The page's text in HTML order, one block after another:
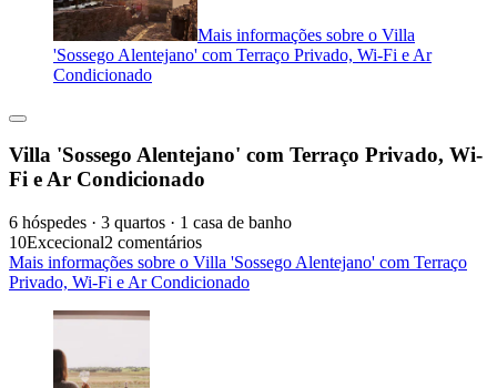
Mais informações sobre o Villa
'Sossego Alentejano' com Terraço Privado, Wi-Fi e Ar
Condicionado
Villa 'Sossego Alentejano' com Terraço Privado, Wi-
Fi e Ar Condicionado
6 hóspedes · 3 quartos · 1 casa de banho
10Excecional2 comentários
Mais informações sobre o Villa 'Sossego Alentejano' com Terraço
Privado, Wi-Fi e Ar Condicionado